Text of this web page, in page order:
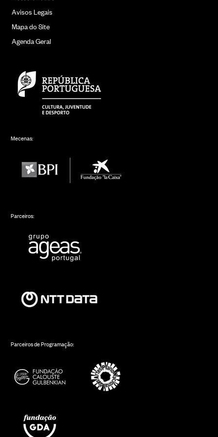
Avisos Legais
Mapa do Site
Agenda Geral
Mecenas:
Parceiros:
Parceiros de Programação: